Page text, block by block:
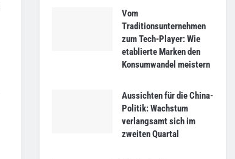
Vom
Traditionsunternehmen
zum Tech-Player: Wie
etablierte Marken den
Konsumwandel meistern
Aussichten für die China-
Politik: Wachstum
verlangsamt sich im
zweiten Quartal